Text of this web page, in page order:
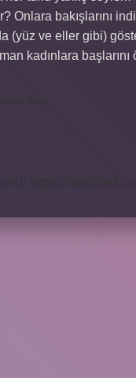
Onlara bakışlarını
(yüz ve eller gibi)
kadınlara